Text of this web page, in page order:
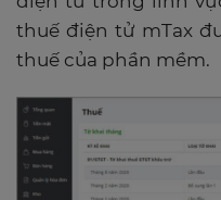
thuế điện tử mTax
thuế của phần mềm.